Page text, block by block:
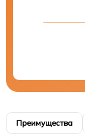
Преимущества